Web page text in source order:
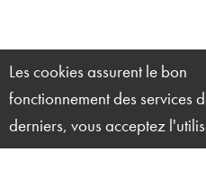
Les cookies assurent le bon
fonctionnement des services
derniers, vous acceptez